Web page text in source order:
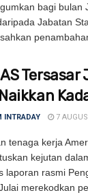
bagi bulan
Jabatan
AS
INTRADAY 7
tenaga kerja
kejutan
laporan rasmi
merekodkan